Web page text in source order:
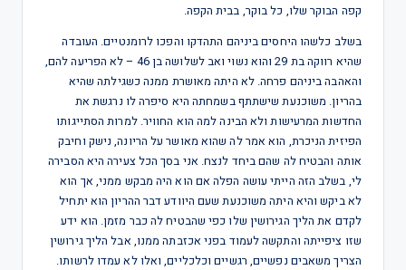
קפה הבוקר שלו, כל בוקר, בבית הקפה.
בשלב כלשהו היחסים ביניהם התהדקו והפכו לרומנטיים. העובדה
שהיא רווקה בת 29 והוא נשוי ואב לשלושה בן 46 – לא הפריעה להם,
והאהבה ביניהם פרחה. לא היתה מאושרת ממנה כשגילתה שהיא
בהריון. משוכנעת שישתתף בשמחתה היא סיפרה לו נרגשת את
החדשות המרעישות ולא הבינה למה הוא החוויר. למרות הסתייגותו
הפיזית הניכרת, הוא אמר לה שהוא מאושר על הריונה, נישק וחיבק
אותה והבטיח לה שהם ביחד לנצח. אני בסך הכל צעירה היא הסבירה
לי, בשלב הזה הייתי עושה הפלה אם הוא היה מבקש ממני, אך הוא
לא ביקש והיא היתה משוכנעת שעם היוודע דבר ההריון הוא יתחיל
לקדם את הליך הגירושין שלו כפי שהבטיח לה כבר מזמן. הוא ידע
שזו ציפייתה והתקשה לעמוד בפני אכזבתה ממנו, אבל הליך גירושין
הצריך משאבים נפשיים, רגשיים וכלכליים, ואלו לא עמדו לרשותו.